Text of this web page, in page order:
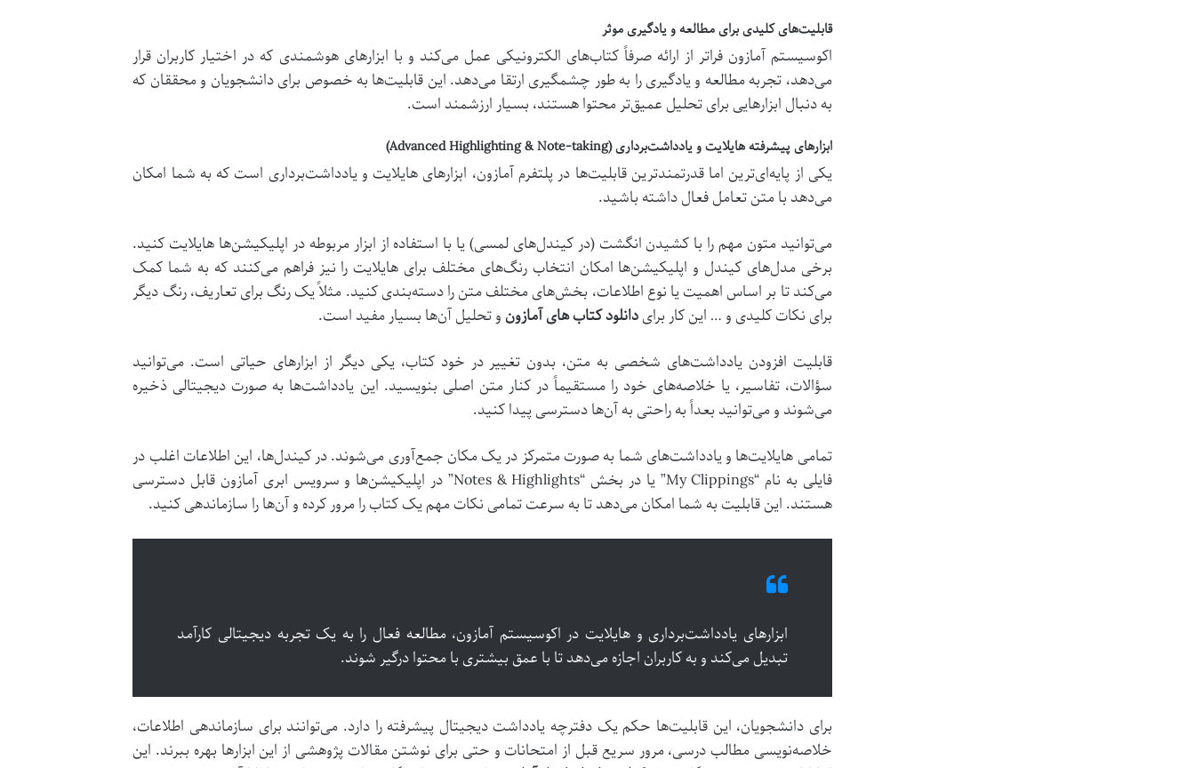
قابلیت‌های کلیدی برای مطالعه و یادگیری موثر
اکوسیستم آمازون فراتر از ارائه صرفاً کتاب‌های الکترونیکی عمل می‌کند و با ابزارهای هوشمندی که در اختیار کاربران قرار
می‌دهد، تجربه مطالعه و یادگیری را به طور چشمگیری ارتقا می‌دهد. این قابلیت‌ها به خصوص برای دانشجویان و محققان که
به دنبال ابزارهایی برای تحلیل عمیق‌تر محتوا هستند، بسیار ارزشمند است.
ابزارهای پیشرفته هایلایت و یادداشت‌برداری (Advanced Highlighting & Note-taking)
یکی از پایه‌ای‌ترین اما قدرتمندترین قابلیت‌ها در پلتفرم آمازون، ابزارهای هایلایت و یادداشت‌برداری است که به شما امکان
می‌دهد با متن تعامل فعال داشته باشید.
می‌توانید متون مهم را با کشیدن انگشت (در کیندل‌های لمسی) یا با استفاده از ابزار مربوطه در اپلیکیشن‌ها هایلایت کنید.
برخی مدل‌های کیندل و اپلیکیشن‌ها امکان انتخاب رنگ‌های مختلف برای هایلایت را نیز فراهم می‌کنند که به شما کمک
می‌کند تا بر اساس اهمیت یا نوع اطلاعات، بخش‌های مختلف متن را دسته‌بندی کنید. مثلاً یک رنگ برای تعاریف، رنگ دیگر
برای نکات کلیدی و … این کار برایدانلود کتاب های آمازون و تحلیل آن‌ها بسیار مفید است.
قابلیت افزودن یادداشت‌های شخصی به متن، بدون تغییر در خود کتاب، یکی دیگر از ابزارهای حیاتی است. می‌توانید
سؤالات، تفاسیر، یا خلاصه‌های خود را مستقیماً در کنار متن اصلی بنویسید. این یادداشت‌ها به صورت دیجیتالی ذخیره
می‌شوند و می‌توانید بعداً به راحتی به آن‌ها دسترسی پیدا کنید.
تمامی هایلایت‌ها و یادداشت‌های شما به صورت متمرکز در یک مکان جمع‌آوری می‌شوند. در کیندل‌ها، این اطلاعات اغلب در
فایلی به نام “My Clippings” یا در بخش “Notes & Highlights” در اپلیکیشن‌ها و سرویس ابری آمازون قابل دسترسی
هستند. این قابلیت به شما امکان می‌دهد تا به سرعت تمامی نکات مهم یک کتاب را مرور کرده و آن‌ها را سازماندهی کنید.
ابزارهای یادداشت‌برداری و هایلایت در اکوسیستم آمازون، مطالعه فعال را به یک تجربه دیجیتالی کارآمد
تبدیل می‌کند و به کاربران اجازه می‌دهد تا با عمق بیشتری با محتوا درگیر شوند.
برای دانشجویان، این قابلیت‌ها حکم یک دفترچه یادداشت دیجیتال پیشرفته را دارد. می‌توانند برای سازماندهی اطلاعات،
خلاصه‌نویسی مطالب درسی، مرور سریع قبل از امتحانات و حتی برای نوشتن مقالات پژوهشی از این ابزارها بهره ببرند. این